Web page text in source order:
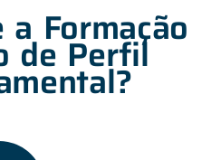
a Formação
de Perfil